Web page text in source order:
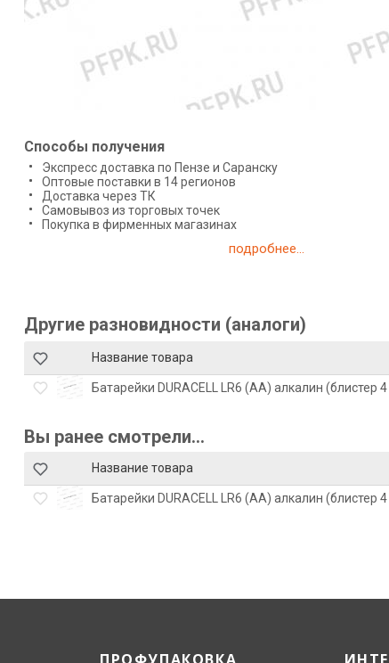
Способы получения
Экспресс доставка по Пензе и Саранску
Оптовые поставки в 14 регионов
Доставка через ТК
Самовывоз из торговых точек
Покупка в фирменных магазинах
подробнее...
Другие разновидности (аналоги)
Название товара
Батарейки DURACELL LR6 (АА) алкалин (блистер
Вы ранее смотрели...
Название товара
Батарейки DURACELL LR6 (АА) алкалин (блистер